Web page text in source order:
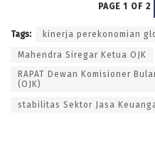
PAGE 1 OF 2
Tags: kinerja perekonomian
Mahendra Siregar Ketua OJK
RAPAT Dewan Komisioner
(OJK)
stabilitas Sektor Jasa